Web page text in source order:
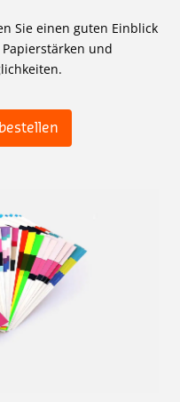
Sie einen guten Einblick
und